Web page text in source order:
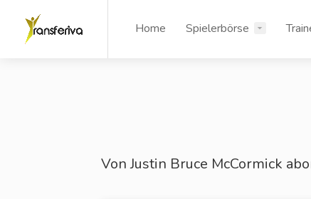
Home Spielerbörse
Von Justin Bruce McCormick